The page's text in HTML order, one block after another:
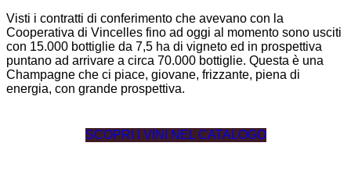
Visti i contratti di conferimento che avevano con la
Cooperativa di Vincelles fino ad oggi al momento sono usciti
con 15.000 bottiglie da 7,5 ha di vigneto ed in prospettiva
puntano ad arrivare a circa 70.000 bottiglie. Questa è una
Champagne che ci piace, giovane, frizzante, piena di
energia, con grande prospettiva.
SCOPRI I VINI NEL CATALOGO